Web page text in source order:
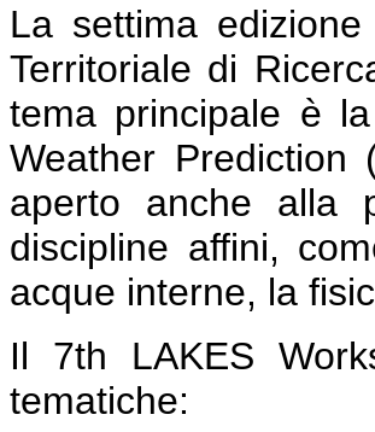
La settima
Territoriale di
tema principale è
Weather
aperto anche alla
discipline affini,
acque interne, la
Il 7th LAKES
tematiche: